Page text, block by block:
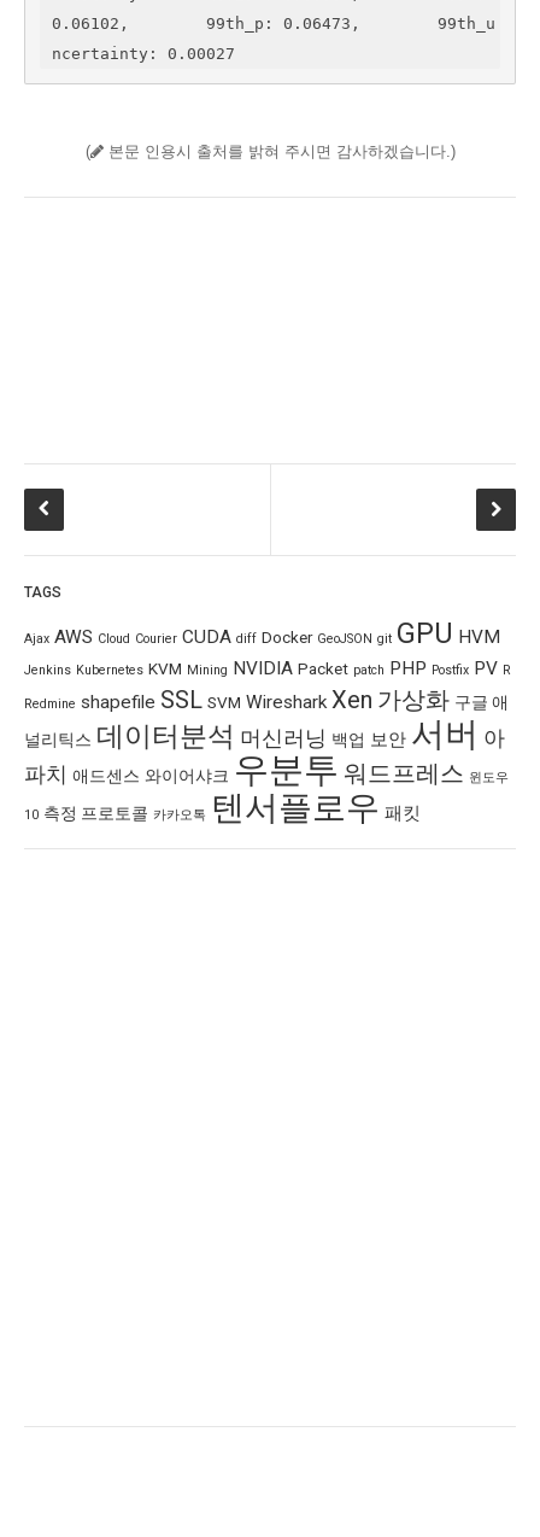
0.06102, 	99th_p: 0.06473, 	99th_u
ncertainty: 0.00027
( 본문 인용시 출처를 밝혀 주시면 감사하겠습니다.)
TAGS
Ajax AWS Cloud Courier CUDA diff Docker GeoJSON git GPU HVM
Jenkins Kubernetes KVM Mining NVIDIA Packet patch PHP Postfix PV R
Redmine shapefile SSL SVM Wireshark Xen 가상화 구글 애
널리틱스 데이터분석 머신러닝 백업 보안 서버 아
파치 애드센스 와이어샤크 우분투 워드프레스 윈도우
10 측정 프로토콜 카카오톡 텐서플로우 패킷